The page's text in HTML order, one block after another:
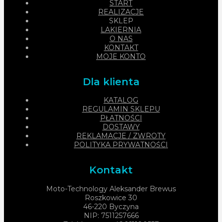
START
REALIZACJE
SKLEP
LAKIERNIA
O NAS
KONTAKT
MOJE KONTO
Dla klienta
KATALOG
REGULAMIN SKLEPU
PŁATNOŚCI
DOSTAWY
REKLAMACJE / ZWROTY
POLITYKA PRYWATNOŚCI
Kontakt
Moto-Technology Aleksander Brewus
Roszkowice 30
46-220 Byczyna
NIP: 7511257666